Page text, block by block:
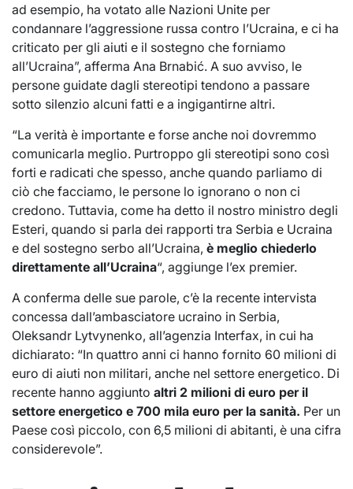
ad esempio, ha votato alle Nazioni Unite per
condannare l’aggressione russa contro l’Ucraina, e ci ha
criticato per gli aiuti e il sostegno che forniamo
all’Ucraina”, afferma Ana Brnabić. A suo avviso, le
persone guidate dagli stereotipi tendono a passare
sotto silenzio alcuni fatti e a ingigantirne altri.
“La verità è importante e forse anche noi dovremmo
comunicarla meglio. Purtroppo gli stereotipi sono così
forti e radicati che spesso, anche quando parliamo di
ciò che facciamo, le persone lo ignorano o non ci
credono. Tuttavia, come ha detto il nostro ministro degli
Esteri, quando si parla dei rapporti tra Serbia e Ucraina
e del sostegno serbo all’Ucraina, è meglio chiederlo
direttamente all’Ucraina“, aggiunge l’ex premier.
A conferma delle sue parole, c’è la recente intervista
concessa dall’ambasciatore ucraino in Serbia,
Oleksandr Lytvynenko, all’agenzia Interfax, in cui ha
dichiarato: “In quattro anni ci hanno fornito 60 milioni di
euro di aiuti non militari, anche nel settore energetico. Di
recente hanno aggiunto altri 2 milioni di euro per il
settore energetico e 700 mila euro per la sanità. Per un
Paese così piccolo, con 6,5 milioni di abitanti, è una cifra
considerevole”.